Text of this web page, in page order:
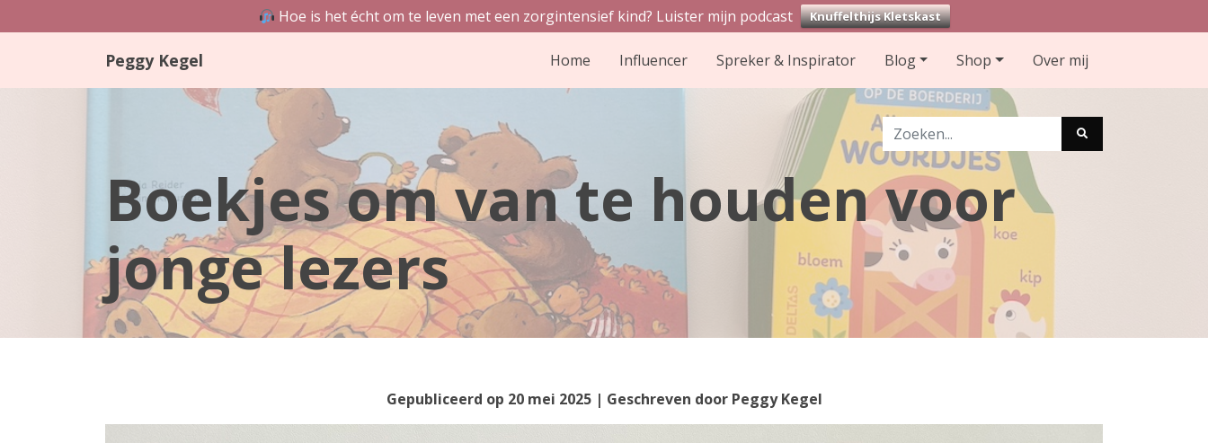
Hoe is het écht om te leven met een zorgintensief kind? Luister mijn podcast Knuffelthijs Kletskast
content
Peggy Kegel Home Influencer Spreker & Inspirator Blog Shop Over mij
Boekjes om van te houden voor
jonge lezers
Gepubliceerd op 20 mei 2025| Geschreven door Peggy Kegel